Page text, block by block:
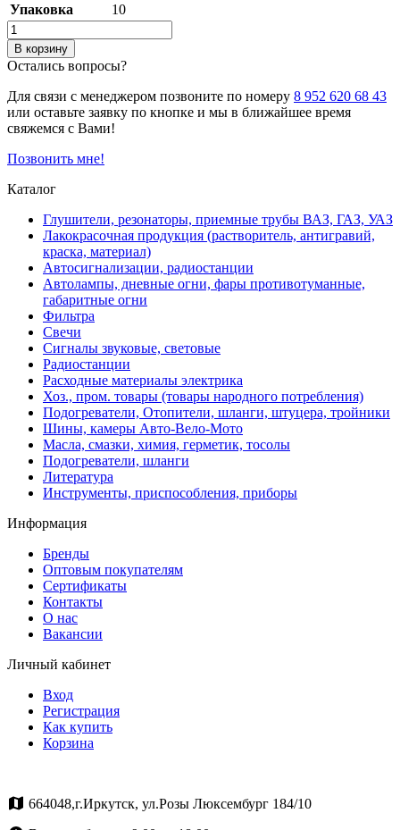
Упаковка
10
В корзину
Остались вопросы?
Для связи с менеджером позвоните по номеру 8 952 620 68 43
или оставьте заявку по кнопке и мы в ближайшее время
свяжемся с Вами!
Позвонить мне!
Каталог
Глушители, резонаторы, приемные трубы ВАЗ, ГАЗ, УАЗ
Лакокрасочная продукция (растворитель, антигравий,
краска, материал)
Автосигнализации, радиостанции
Автолампы, дневные огни, фары противотуманные,
габаритные огни
Фильтра
Свечи
Сигналы звуковые, световые
Радиостанции
Расходные материалы электрика
Хоз., пром. товары (товары народного потребления)
Подогреватели, Отопители, шланги, штуцера, тройники
Шины, камеры Авто-Вело-Мото
Масла, смазки, химия, герметик, тосолы
Подогреватели, шланги
Литература
Инструменты, приспособления, приборы
Информация
Бренды
Оптовым покупателям
Сертификаты
Контакты
О нас
Вакансии
Личный кабинет
Вход
Регистрация
Как купить
Корзина
664048,г.Иркутск, ул.Розы Люксембург 184/10